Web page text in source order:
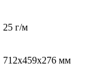
25 г/м
712x459x276 мм